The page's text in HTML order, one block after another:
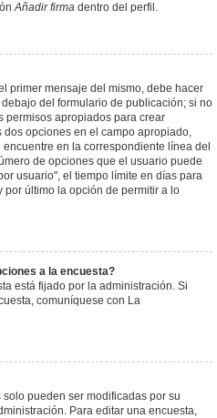
Añadir firma dentro del perfil.
primer mensaje del mismo, debe hacer
del formulario de publicación; si no
permisos apropiados para crear
dos opciones en el campo apropiado,
en la correspondiente línea del
de opciones que el usuario puede
usuario", el tiempo límite en días para
por último la opción de permitir a lo
a la encuesta?
está fijado por la administración. Si
comuníquese con La
pueden ser modificadas por su
Para editar una encuesta,